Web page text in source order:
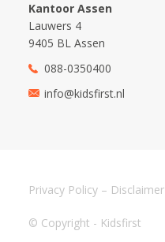
Kantoor Assen
Lauwers 4
9405 BL Assen
088-0350400
info@kidsfirst.nl
© Copyright - Kidsfirst
Privacy Policy – Disclaimer